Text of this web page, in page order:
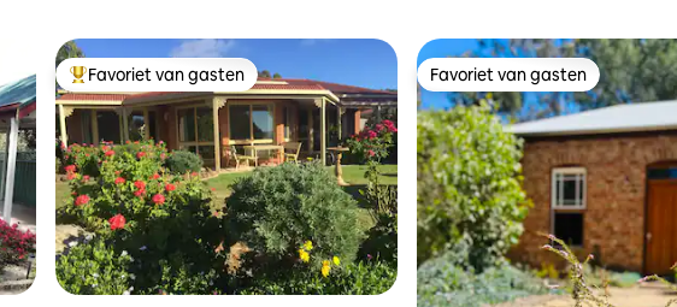
Topfavoriet van gasten
Favoriet van gasten Favoriet van gasten
Favoriet van gasten